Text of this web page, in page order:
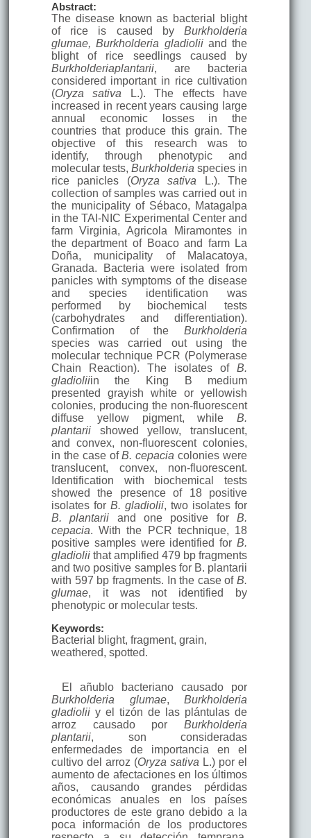
Abstract:
The disease known as bacterial blight
of rice is caused byBurkholderia
glumae, Burkholderia gladioliiand the
blight of rice seedlings caused by
Burkholderiaplantarii, are bacteria
considered important in rice cultivation
(Oryza sativa L.). The effects have
increased in recent years causing large
annual economic losses in the
countries that produce this grain. The
objective of this research was to
identify, through phenotypic and
molecular tests,Burkholderia species in
rice panicles (Oryza sativa L.). The
collection of samples was carried out in
the municipality of Sébaco, Matagalpa
in the TAI-NIC Experimental Center and
farm Virginia, Agricola Miramontes in
the department of Boaco and farm La
Doña, municipality of Malacatoya,
Granada. Bacteria were isolated from
panicles with symptoms of the disease
and species identification was
performed by biochemical tests
(carbohydrates and differentiation).
Confirmation of theBurkholderia
species was carried out using the
molecular technique PCR (Polymerase
Chain Reaction). The isolates ofB.
gladioliiin the King B medium
presented grayish white or yellowish
colonies, producing the non-fluorescent
diffuse yellow pigment, whileB.
plantariishowed yellow, translucent,
and convex, non-fluorescent colonies,
in the case ofB. cepacia colonies were
translucent, convex, non-fluorescent.
Identification with biochemical tests
showed the presence of 18 positive
isolates for B. gladiolii, two isolates for
B. plantarii and one positive forB.
cepacia. With the PCR technique, 18
positive samples were identified forB.
gladioliithat amplified 479 bp fragments
and two positive samples for B. plantarii
with 597 bp fragments. In the case ofB.
glumae, it was not identified by
phenotypic or molecular tests.
Keywords:
Bacterial blight, fragment, grain,
weathered, spotted.
El añublo bacteriano causado por
Burkholderia glumae,Burkholderia
gladioliiy el tizón de las plántulas de
arroz causado porBurkholderia
plantarii, son consideradas
enfermedades de importancia en el
cultivo del arroz (Oryza sativa L.) por el
aumento de afectaciones en los últimos
años, causando grandes pérdidas
económicas anuales en los países
productores de este grano debido a la
poca información de los productores